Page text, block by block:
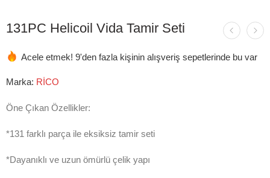
131PC Helicoil Vida Tamir Seti
Acele etmek! 9'den fazla kişinin alışveriş sepetlerinde bu var
Marka: RİCO
Öne Çıkan Özellikler:
*131 farklı parça ile eksiksiz tamir seti
*Dayanıklı ve uzun ömürlü çelik yapı